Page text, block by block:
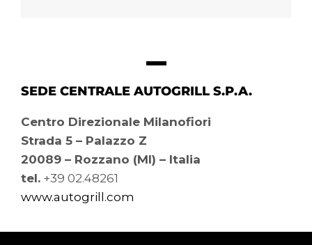
SEDE CENTRALE AUTOGRILL S.P.A.
Centro Direzionale Milanofiori
Strada 5 – Palazzo Z
20089 – Rozzano (MI) – Italia
tel. +39 02.48261
www.autogrill.com